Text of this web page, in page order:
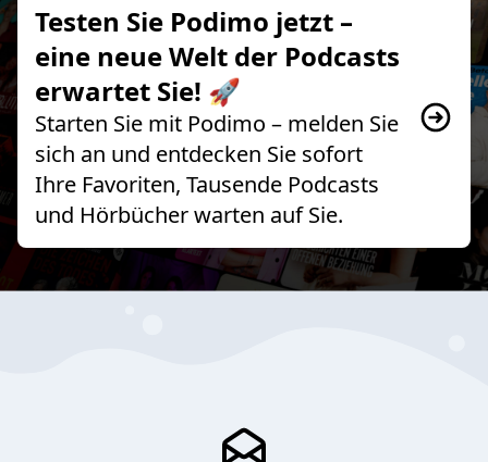
Testen Sie Podimo jetzt –
eine neue Welt der Podcasts
erwartet Sie! 🚀
Starten Sie mit Podimo – melden Sie
sich an und entdecken Sie sofort
Ihre Favoriten, Tausende Podcasts
und Hörbücher warten auf Sie.